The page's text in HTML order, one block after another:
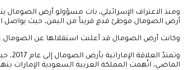
ومنذ الاعتراف الإسرائيلي، بات مسؤولو أرض الصومال
أرض الصومال موطئ قدمٍ قريباً من اليمن، حيث يواصل
وكانت أرض الصومال قد أعلنت استقلالها عن الصومال عام 1991، إلا أنها لا تزال تحظى بالاعتراف الدولي بوصفها جزءاً من الصومال، وفق ما يُقرّه ميثاق الأمم المتحدة والاتحاد الأفريقي وغالبية
الماضي، اتّهمت المملكة العربية السعودية الإمارات